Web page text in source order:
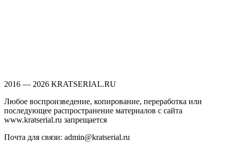
2016 — 2026 KRATSERIAL.RU
Любое воспроизведение, копирование, переработка или
последующее распространение материалов с сайта
www.kratserial.ru запрещается
Почта для связи: admin@kratserial.ru